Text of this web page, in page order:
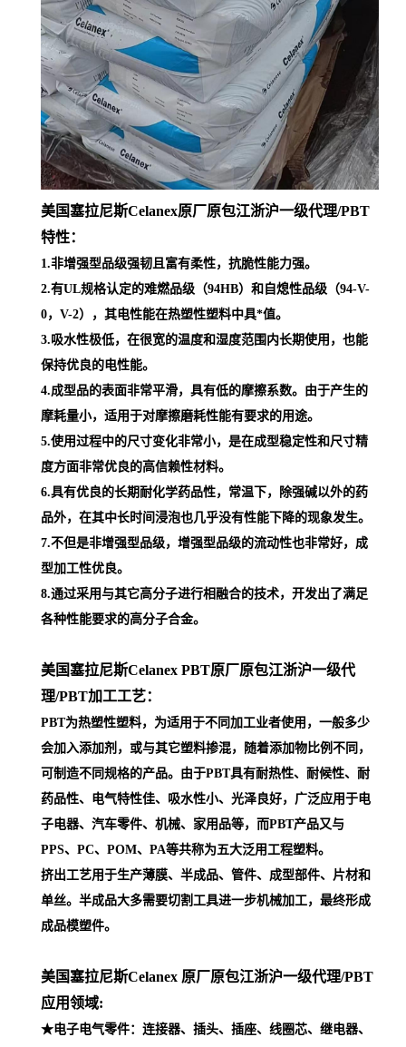
美国塞拉尼斯Celanex原厂原包江浙沪一级代理/PBT
特性：
1.非增强型品级强韧且富有柔性，抗脆性能力强。
2.有UL规格认定的难燃品级（94HB）和自熄性品级（94-V-
0，V-2），其电性能在热塑性塑料中具*值。
3.吸水性极低，在很宽的温度和湿度范围内长期使用，也能
保持优良的电性能。
4.成型品的表面非常平滑，具有低的摩擦系数。由于产生的
摩耗量小，适用于对摩擦磨耗性能有要求的用途。
5.使用过程中的尺寸变化非常小，是在成型稳定性和尺寸精
度方面非常优良的高信赖性材料。
6.具有优良的长期耐化学药品性，常温下，除强碱以外的药
品外，在其中长时间浸泡也几乎没有性能下降的现象发生。
7.不但是非增强型品级，增强型品级的流动性也非常好，成
型加工性优良。
8.通过采用与其它高分子进行相融合的技术，开发出了满足
各种性能要求的高分子合金。
美国塞拉尼斯Celanex PBT原厂原包江浙沪一级代
理/PBT加工工艺：
PBT为热塑性塑料，为适用于不同加工业者使用，一般多少
会加入添加剂，或与其它塑料掺混，随着添加物比例不同，
可制造不同规格的产品。由于PBT具有耐热性、耐候性、耐
药品性、电气特性佳、吸水性小、光泽良好，广泛应用于电
子电器、汽车零件、机械、家用品等，而PBT产品又与
PPS、PC、POM、PA等共称为五大泛用工程塑料。
挤出工艺用于生产薄膜、半成品、管件、成型部件、片材和
单丝。半成品大多需要切割工具进一步机械加工，最终形成
成品模塑件。
美国塞拉尼斯Celanex 原厂原包江浙沪一级代理/PBT
应用领域:
★电子电气零件：连接器、插头、插座、线圈芯、继电器、